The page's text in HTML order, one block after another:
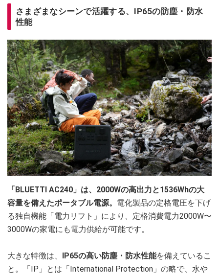
さまざまなシーンで活躍する、IP65の防塵・防水
性能
「BLUETTI AC240」は、2000Wの高出力と1536Whの大
容量を備えたポータブル電源。 電化製品の定格電圧を下げ
る独自機能「電力リフト」により、定格消費電力2000W〜
3000Wの家電にも電力供給が可能です。
大きな特徴は、 IP65の高い防塵・防水性能を備えているこ
と。「IP」とは「International Protection」の略で、水や